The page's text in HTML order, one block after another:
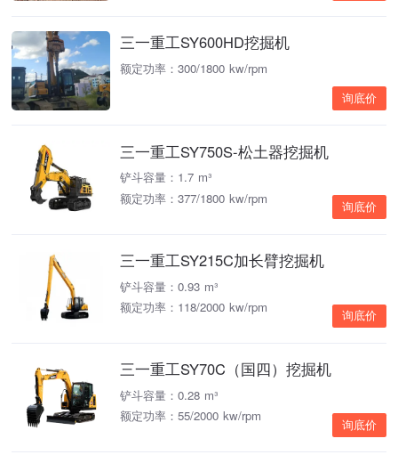
三一重工SY600HD挖掘机
额定功率：300/1800 kw/rpm
询底价
三一重工SY750S-松土器挖掘机
铲斗容量：1.7 m³
额定功率：377/1800 kw/rpm
询底价
三一重工SY215C加长臂挖掘机
铲斗容量：0.93 m³
额定功率：118/2000 kw/rpm
询底价
三一重工SY70C（国四）挖掘机
铲斗容量：0.28 m³
额定功率：55/2000 kw/rpm
询底价